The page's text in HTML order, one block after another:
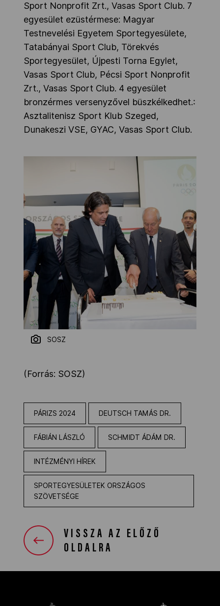
Sport Nonprofit Zrt., Vasas Sport Club. 7
egyesület ezüstérmese: Magyar
Testnevelési Egyetem Sportegyesülete,
Tatabányai Sport Club, Törekvés
Sportegyesület, Újpesti Torna Egylet,
Vasas Sport Club, Pécsi Sport Nonprofit
Zrt., Vasas Sport Club. 4 egyesület
bronzérmes versenyzővel büszkélkedhet.:
Asztalitenisz Sport Klub Szeged,
Dunakeszi VSE, GYAC, Vasas Sport Club.
SOSZ
(Forrás: SOSZ)
PÁRIZS 2024 DEUTSCH TAMÁS DR.
FÁBIÁN LÁSZLÓ SCHMIDT ÁDÁM DR.
INTÉZMÉNYI HÍREK
SPORTEGYESÜLETEK ORSZÁGOS
SZÖVETSÉGE
VISSZA AZ ELŐZŐ
OLDALRA